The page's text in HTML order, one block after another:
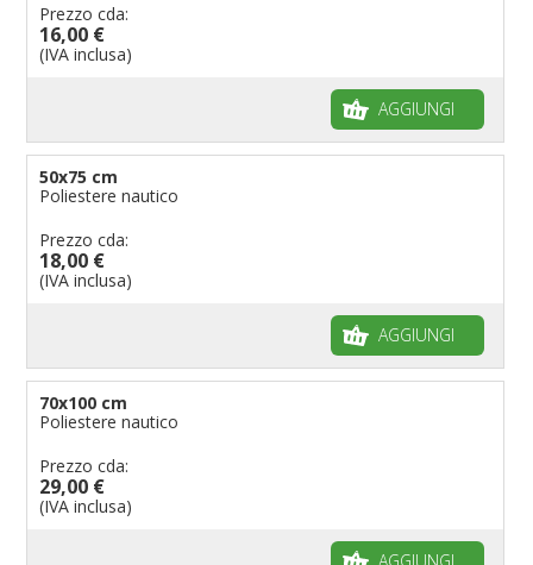
Prezzo cda:
16,00 €
(IVA inclusa)
AGGIUNGI
50x75 cm
Poliestere nautico
Prezzo cda:
18,00 €
(IVA inclusa)
AGGIUNGI
70x100 cm
Poliestere nautico
Prezzo cda:
29,00 €
(IVA inclusa)